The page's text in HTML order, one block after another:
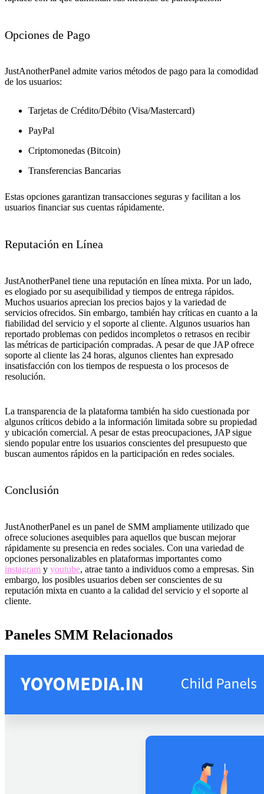
Opciones de Pago
JustAnotherPanel admite varios métodos de pago para la comodidad
de los usuarios:
Tarjetas de Crédito/Débito (Visa/Mastercard)
PayPal
Criptomonedas (Bitcoin)
Transferencias Bancarias
Estas opciones garantizan transacciones seguras y facilitan a los
usuarios financiar sus cuentas rápidamente.
Reputación en Línea
JustAnotherPanel tiene una reputación en línea mixta. Por un lado,
es elogiado por su asequibilidad y tiempos de entrega rápidos.
Muchos usuarios aprecian los precios bajos y la variedad de
servicios ofrecidos. Sin embargo, también hay críticas en cuanto a la
fiabilidad del servicio y el soporte al cliente. Algunos usuarios han
reportado problemas con pedidos incompletos o retrasos en recibir
las métricas de participación compradas. A pesar de que JAP ofrece
soporte al cliente las 24 horas, algunos clientes han expresado
insatisfacción con los tiempos de respuesta o los procesos de
resolución.
La transparencia de la plataforma también ha sido cuestionada por
algunos críticos debido a la información limitada sobre su propiedad
y ubicación comercial. A pesar de estas preocupaciones, JAP sigue
siendo popular entre los usuarios conscientes del presupuesto que
buscan aumentos rápidos en la participación en redes sociales.
Conclusión
JustAnotherPanel es un panel de SMM ampliamente utilizado que
ofrece soluciones asequibles para aquellos que buscan mejorar
rápidamente su presencia en redes sociales. Con una variedad de
opciones personalizables en plataformas importantes como
instagram y youtube, atrae tanto a individuos como a empresas. Sin
embargo, los posibles usuarios deben ser conscientes de su
reputación mixta en cuanto a la calidad del servicio y el soporte al
cliente.
Paneles SMM Relacionados